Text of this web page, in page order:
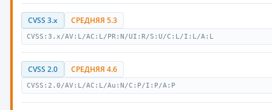
CVSS 3.x СРЕДНЯЯ 5.3
CVSS:3.x/AV:L/AC:L/PR:N/UI:R/S:U/C:L/I:L/A:L
CVSS 2.0 СРЕДНЯЯ 4.6
CVSS:2.0/AV:L/AC:L/Au:N/C:P/I:P/A:P